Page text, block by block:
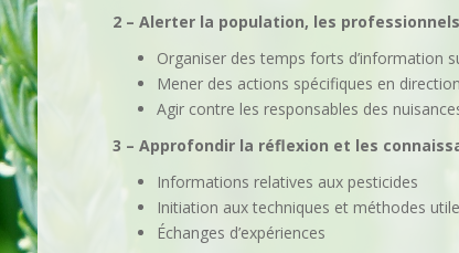
2 – Alerter la population, les
Organiser des temps forts d’information
Mener des actions spécifiques en
Agir contre les responsables des
3 – Approfondir la réflexion et les
Informations relatives aux pesticides
Initiation aux techniques et méthodes
Échanges d’expériences